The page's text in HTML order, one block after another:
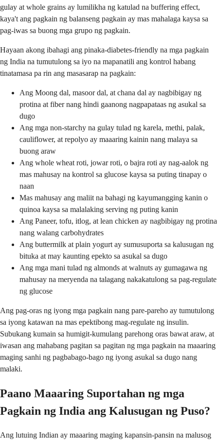
gulay at whole grains ay lumilikha ng katulad na buffering effect,
kaya't ang pagkain ng balanseng pagkain ay mas mahalaga kaysa sa
pag-iwas sa buong mga grupo ng pagkain.
Hayaan akong ibahagi ang pinaka-diabetes-friendly na mga pagkain
ng India na tumutulong sa iyo na mapanatili ang kontrol habang
tinatamasa pa rin ang masasarap na pagkain:
Ang Moong dal, masoor dal, at chana dal ay nagbibigay ng
protina at fiber nang hindi gaanong nagpapataas ng asukal sa
dugo
Ang mga non-starchy na gulay tulad ng karela, methi, palak,
cauliflower, at repolyo ay maaaring kainin nang malaya sa
buong araw
Ang whole wheat roti, jowar roti, o bajra roti ay nag-aalok ng
mas mahusay na kontrol sa glucose kaysa sa puting tinapay o
naan
Mas mahusay ang maliit na bahagi ng kayumangging kanin o
quinoa kaysa sa malalaking serving ng puting kanin
Ang Paneer, tofu, itlog, at lean chicken ay nagbibigay ng protina
nang walang carbohydrates
Ang buttermilk at plain yogurt ay sumusuporta sa kalusugan ng
bituka at may kaunting epekto sa asukal sa dugo
Ang mga mani tulad ng almonds at walnuts ay gumagawa ng
mahusay na meryenda na talagang nakakatulong sa pag-regulate
ng glucose
Ang pag-oras ng iyong mga pagkain nang pare-pareho ay tumutulong
sa iyong katawan na mas epektibong mag-regulate ng insulin.
Subukang kumain sa humigit-kumulang parehong oras bawat araw, at
iwasan ang mahabang pagitan sa pagitan ng mga pagkain na maaaring
maging sanhi ng pagbabago-bago ng iyong asukal sa dugo nang
malaki.
Paano Maaaring Suportahan ng mga
Pagkain ng India ang Kalusugan ng Puso?
Ang lutuing Indian ay maaaring maging kapansin-pansin na malusog